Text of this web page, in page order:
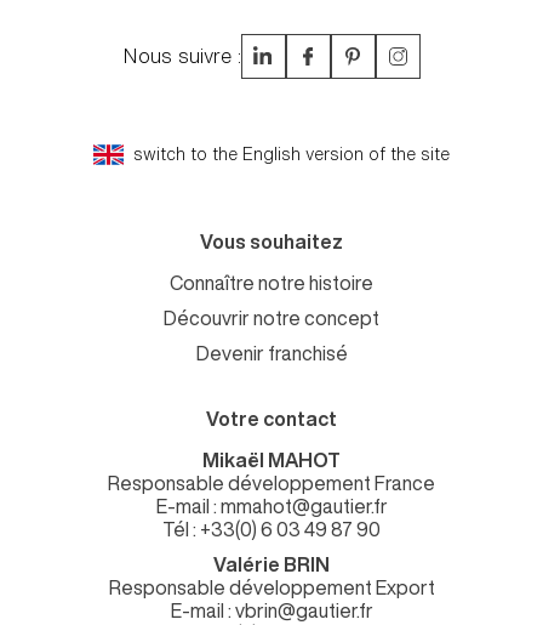
Nous suivre :
switch to the English version of the site
Vous souhaitez
Connaître notre histoire
Découvrir notre concept
Devenir franchisé
Votre contact
Mikaël MAHOT
Responsable développement France
E-mail : mmahot@gautier.fr
Tél : +33(0) 6 03 49 87 90
Valérie BRIN
Responsable développement Export
E-mail : vbrin@gautier.fr